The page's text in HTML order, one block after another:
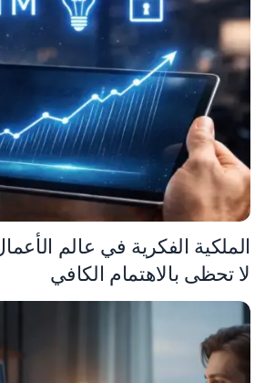
الملكية الفكرية في عالم
لا تحظى بالاهتمام الكافي